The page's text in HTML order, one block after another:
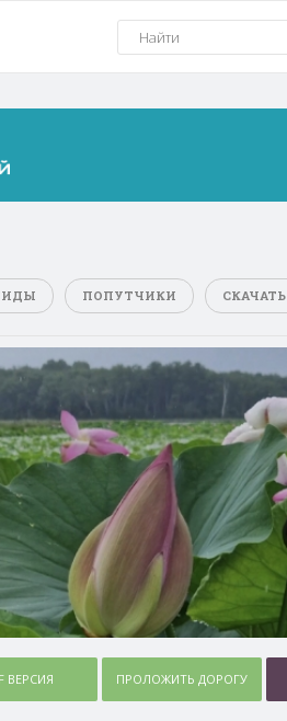
ПОПУТЧИКИ СКАЧАТЬ
ВЕРСИЯ ПРОЛОЖИТЬ ДОРОГУ